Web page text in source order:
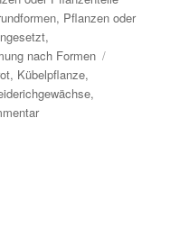
, Pflanzen oder
,
nach Formen
, Kübelpflanze,
,
zu